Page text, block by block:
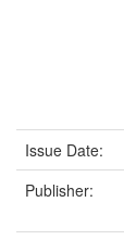
Issue Date:
Publisher: